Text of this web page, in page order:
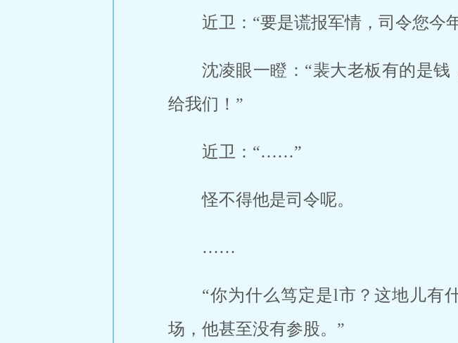
近卫：“要是谎报军情，司令您
沈凌眼一瞪：“裴大老板有的是
给我们！”
近卫：“……”
怪不得他是司令呢。
……
“你为什么笃定是l市？这地儿有
场，他甚至没有参股。”